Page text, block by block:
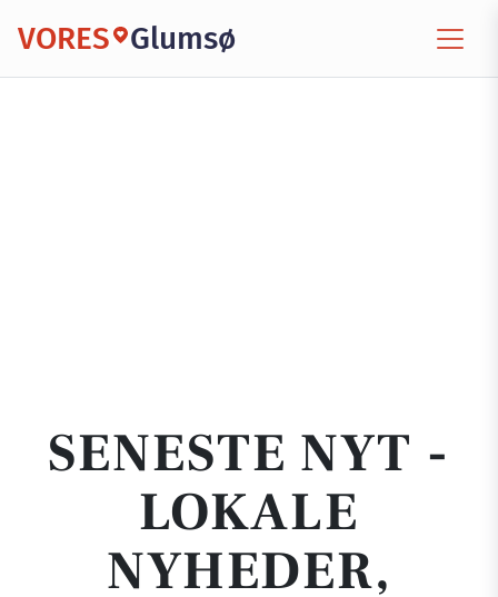
VORES Glumsø
SENESTE NYT -
LOKALE
NYHEDER,